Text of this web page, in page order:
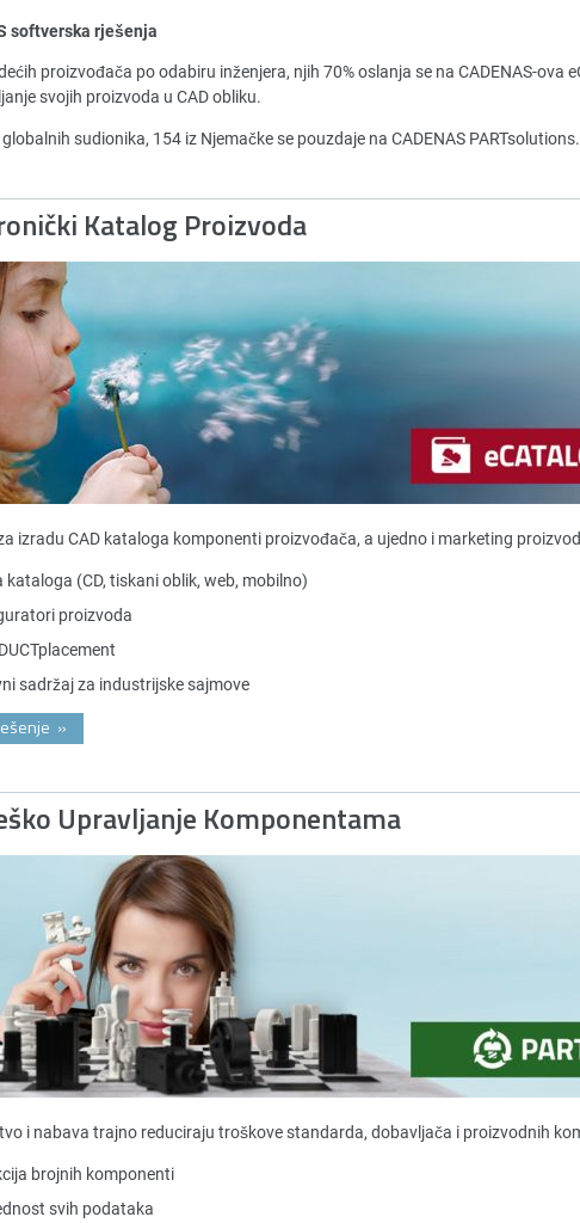
softverska rješenja
proizvođača po odabiru inženjera, njih 70% oslanja se na CADENAS-ova
svojih proizvoda u CAD obliku.
sudionika, 154 iz Njemačke se pouzdaje na CADENAS PARTsolutions.
Katalog Proizvoda
izradu CAD kataloga komponenti proizvođača, a ujedno i marketing
kataloga (CD, tiskani oblik, web, mobilno)
proizvoda
sadržaj za industrijske sajmove
»
Upravljanje Komponentama
i nabava trajno reduciraju troškove standarda, dobavljača i proizvodnih
brojnih komponenti
svih podataka